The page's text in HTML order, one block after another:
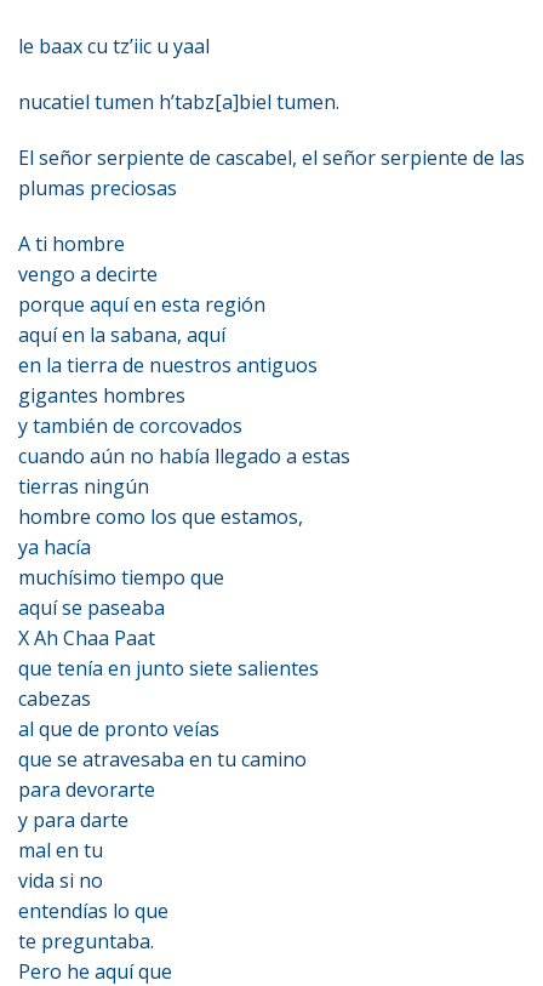
le baax cu tz’iic u yaal
nucatiel tumen h’tabz[a]biel tumen.
El señor serpiente de cascabel, el señor serpiente de las
plumas preciosas
A ti hombre
vengo a decirte
porque aquí en esta región
aquí en la sabana, aquí
en la tierra de nuestros antiguos
gigantes hombres
y también de corcovados
cuando aún no había llegado a estas
tierras ningún
hombre como los que estamos,
ya hacía
muchísimo tiempo que
aquí se paseaba
X Ah Chaa Paat
que tenía en junto siete salientes
cabezas
al que de pronto veías
que se atravesaba en tu camino
para devorarte
y para darte
mal en tu
vida si no
entendías lo que
te preguntaba.
Pero he aquí que